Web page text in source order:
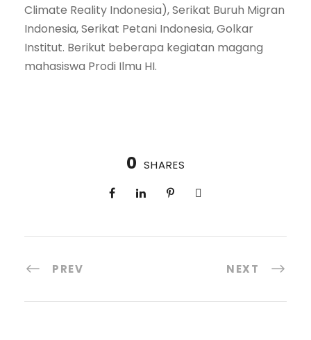
Climate Reality Indonesia), Serikat Buruh Migran
Indonesia, Serikat Petani Indonesia, Golkar
Institut. Berikut beberapa kegiatan magang
mahasiswa Prodi Ilmu HI.
0 SHARES
PREV NEXT